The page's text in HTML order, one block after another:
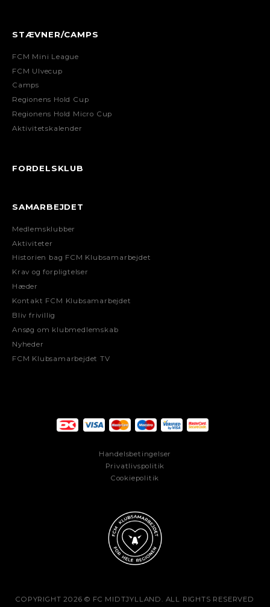
STÆVNER/CAMPS
FCM Mini League
FCM Ulvecup
Camps
Regionens Hold Cup
Regionens Hold Micro Cup
Aktivitetskalender
FORDELSKLUB
SAMARBEJDET
Medlemsklubber
Aktiviteter
Historien bag FCM Klubsamarbejdet
Krav og forpligtelser
Hæder
Kontakt FCM Klubsamarbejdet
Bliv frivillig
Ansøg om klubmedlemskab
Nyheder
FCM Klubsamarbejdet TV
Handelsbetingelser
Privatlivspolitik
Cookiepolitik
COPYRIGHT 2026 © FC MIDTJYLLAND. ALL RIGHTS RESERVED